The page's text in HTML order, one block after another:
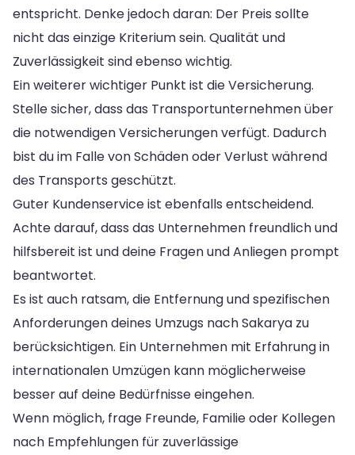
entspricht. Denke jedoch daran: Der Preis sollte
nicht das einzige Kriterium sein. Qualität und
Zuverlässigkeit sind ebenso wichtig.
Ein weiterer wichtiger Punkt ist die Versicherung.
Stelle sicher, dass das Transportunternehmen über
die notwendigen Versicherungen verfügt. Dadurch
bist du im Falle von Schäden oder Verlust während
des Transports geschützt.
Guter Kundenservice ist ebenfalls entscheidend.
Achte darauf, dass das Unternehmen freundlich und
hilfsbereit ist und deine Fragen und Anliegen prompt
beantwortet.
Es ist auch ratsam, die Entfernung und spezifischen
Anforderungen deines Umzugs nach Sakarya zu
berücksichtigen. Ein Unternehmen mit Erfahrung in
internationalen Umzügen kann möglicherweise
besser auf deine Bedürfnisse eingehen.
Wenn möglich, frage Freunde, Familie oder Kollegen
nach Empfehlungen für zuverlässige